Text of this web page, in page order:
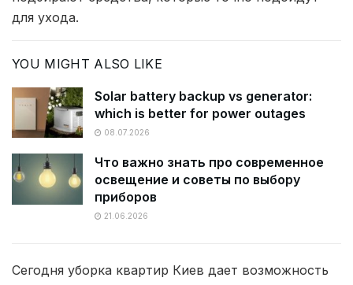
для ухода.
YOU MIGHT ALSO LIKE
Solar battery backup vs generator:
which is better for power outages
08.07.2026
Что важно знать про современное
освещение и советы по выбору
приборов
21.06.2026
Сегодня уборка квартир Киев дает возможность